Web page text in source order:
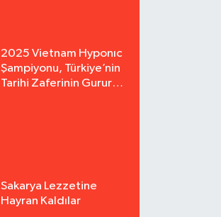
2025 Vietnam Hyponıc
Şampiyonu, Türkiye’nin
Tarihi Zaferinin Gururu
Sakarya Lezzetine
Hayran Kaldılar